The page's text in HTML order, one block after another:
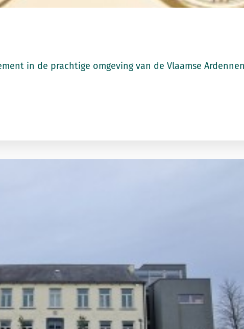
in de prachtige omgeving van de Vlaamse